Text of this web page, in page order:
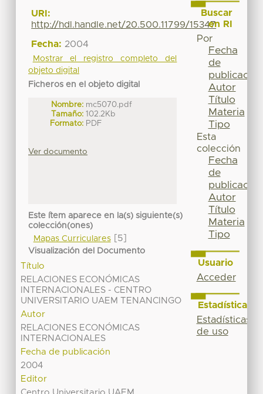
URI:
http://hdl.handle.net/20.500.11799/15347
Fecha: 2004
Mostrar el registro completo del
objeto digital
Ficheros en el objeto digital
Nombre: mc5070.pdf
Tamaño: 102.2Kb
Formato: PDF
Ver documento
Este ítem aparece en la(s) siguiente(s)
colección(ones)
Mapas Curriculares[5]
Visualización del Documento
Título
RELACIONES ECONÓMICAS
INTERNACIONALES - CENTRO
UNIVERSITARIO UAEM TENANCINGO
Autor
RELACIONES ECONÓMICAS
INTERNACIONALES
Fecha de publicación
2004
Editor
Buscar
en RI
Por
Fecha
de
publicación
Autor
Título
Materia
Tipo
Esta
colección
Fecha
de
publicación
Autor
Título
Materia
Tipo
Usuario
Acceder
Estadísticas
Estadísticas
de uso